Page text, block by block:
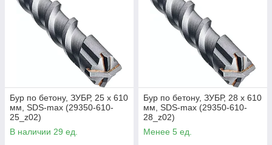
Бур по бетону, ЗУБР, 25 х 610
мм, SDS-max (29350-610-
25_z02)
В наличии 29 ед.
Бур по бетону, ЗУБР, 28 х 610
мм, SDS-max (29350-610-
28_z02)
Менее 5 ед.